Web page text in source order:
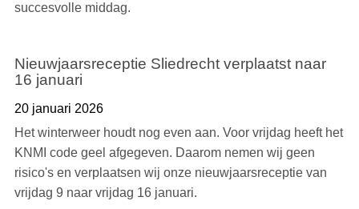
succesvolle middag.
Nieuwjaarsreceptie Sliedrecht verplaatst naar
16 januari
20 januari 2026
Het winterweer houdt nog even aan. Voor vrijdag heeft het
KNMI code geel afgegeven. Daarom nemen wij geen
risico's en verplaatsen wij onze nieuwjaarsreceptie van
vrijdag 9 naar vrijdag 16 januari.